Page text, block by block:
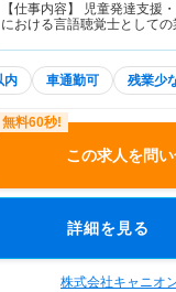
【仕事内容】 児童発達支援
における言語聴覚士として
内 車通勤可 残業少
この求人を問
詳細を見る
株式会社キャニオ